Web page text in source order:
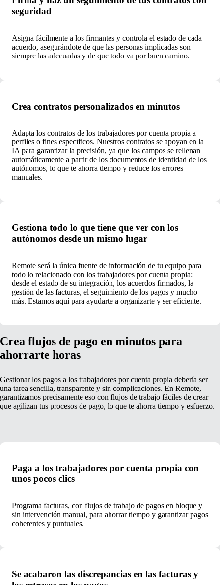
seguridad
Asigna fácilmente a los firmantes y controla el estado de cada
acuerdo, asegurándote de que las personas implicadas son
siempre las adecuadas y de que todo va por buen camino.
Crea contratos personalizados en minutos
Adapta los contratos de los trabajadores por cuenta propia a
perfiles o fines específicos. Nuestros contratos se apoyan en la
IA para garantizar la precisión, ya que los campos se rellenan
automáticamente a partir de los documentos de identidad de los
autónomos, lo que te ahorra tiempo y reduce los errores
manuales.
Gestiona todo lo que tiene que ver con los
autónomos desde un mismo lugar
Remote será la única fuente de información de tu equipo para
todo lo relacionado con los trabajadores por cuenta propia:
desde el estado de su integración, los acuerdos firmados, la
gestión de las facturas, el seguimiento de los pagos y mucho
más. Estamos aquí para ayudarte a organizarte y ser eficiente.
Crea flujos de pago en minutos para
ahorrarte horas
Gestionar los pagos a los trabajadores por cuenta propia debería ser
una tarea sencilla, transparente y sin complicaciones. En Remote,
garantizamos precisamente eso con flujos de trabajo fáciles de crear
que agilizan tus procesos de pago, lo que te ahorra tiempo y esfuerzo.
Paga a los trabajadores por cuenta propia con
unos pocos clics
Programa facturas, con flujos de trabajo de pagos en bloque y
sin intervención manual, para ahorrar tiempo y garantizar pagos
coherentes y puntuales.
Se acabaron las discrepancias en las facturas y